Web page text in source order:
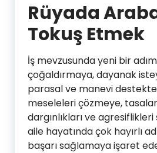
Rüyada
Tokuş Etmek
İş mevzusunda yeni bir
çoğaldırmaya, dayanak
parasal ve manevi
meseleleri çözmeye,
dargınlıkları ve
aile hayatında çok hayırlı
başarı sağlamaya işaret